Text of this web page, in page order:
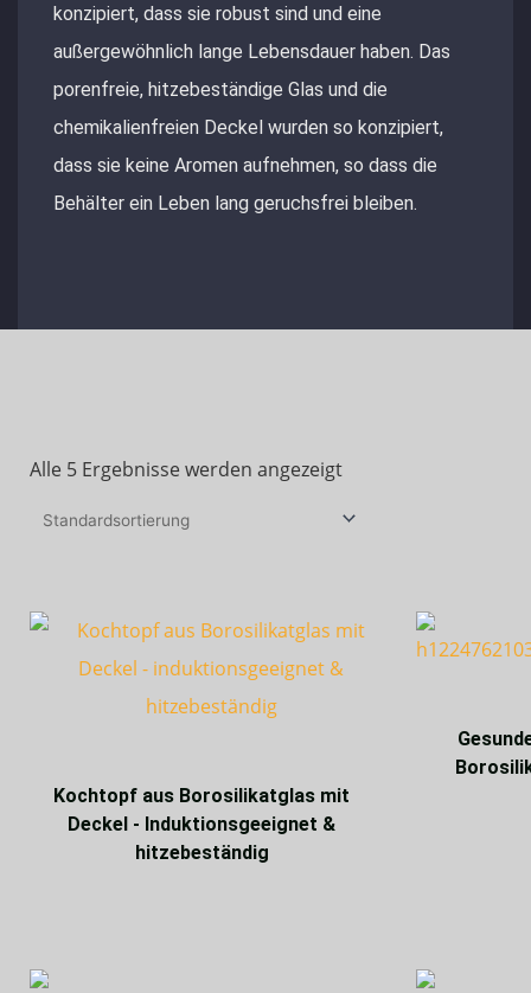
konzipiert, dass sie robust sind und eine
außergewöhnlich lange Lebensdauer haben. Das
porenfreie, hitzebeständige Glas und die
chemikalienfreien Deckel wurden so konzipiert,
dass sie keine Aromen aufnehmen, so dass die
Behälter ein Leben lang geruchsfrei bleiben.
Alle 5 Ergebnisse werden angezeigt
Kochtopf aus Borosilikatglas mit
Deckel - Induktionsgeeignet &
hitzebeständig